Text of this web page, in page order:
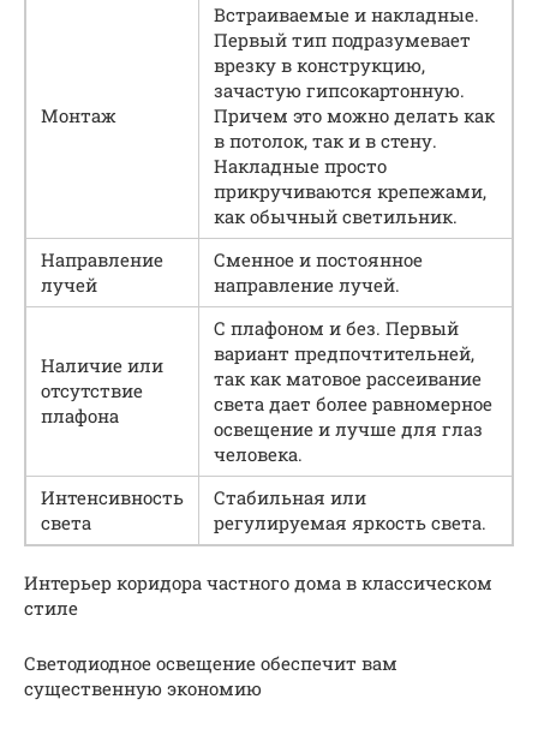
Монтаж
Встраиваемые и накладные.
Первый тип подразумевает
врезку в конструкцию,
зачастую гипсокартонную.
Причем это можно делать как
в потолок, так и в стену.
Накладные просто
прикручиваются крепежами,
как обычный светильник.
Направление
лучей
Сменное и постоянное
направление лучей.
Наличие или
отсутствие
плафона
С плафоном и без. Первый
вариант предпочтительней,
так как матовое рассеивание
света дает более равномерное
освещение и лучше для глаз
человека.
Интенсивность
света
Стабильная или
регулируемая яркость света.
Интерьер коридора частного дома в классическом
стиле
Светодиодное освещение обеспечит вам
существенную экономию